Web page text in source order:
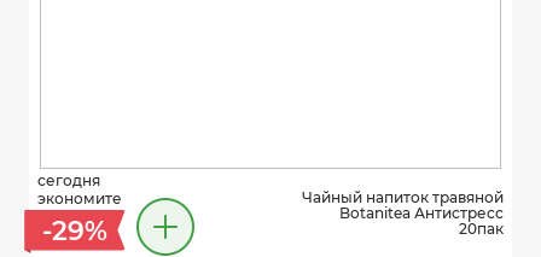
сегодня
экономите
-29%
Чайный напиток травяной
Botanitea Антистресс
20пак